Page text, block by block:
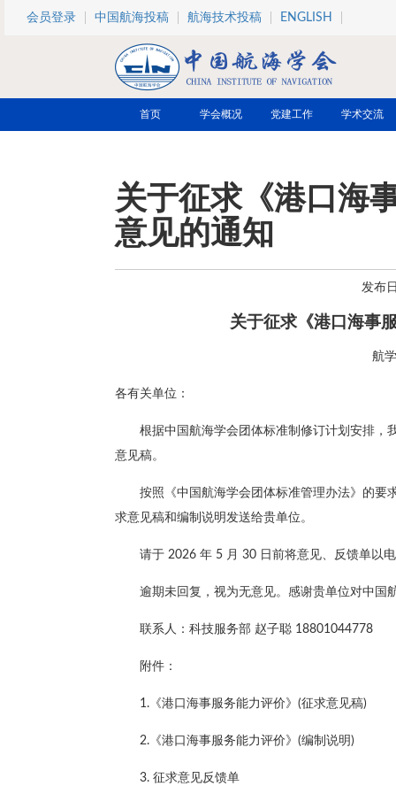
跳转到主要内容
会员登录 中国航海投稿 航海技术投稿 ENGLISH
首页 学会概况 党建工作 学术交流
关于征求《港口海
意见的通知
发布
关于征求《港口海事
航
各有关单位：
根据中国航海学会团体标准制修订计划安排，
意见稿。
按照《中国航海学会团体标准管理办法》的要
求意见稿和编制说明发送给贵单位。
请于 2026 年 5 月 30 日前将意见、反馈单以
逾期未回复，视为无意见。感谢贵单位对中国
联系人：科技服务部 赵子聪 18801044778
附件：
1.《港口海事服务能力评价》(征求意见稿)
2.《港口海事服务能力评价》(编制说明)
3. 征求意见反馈单